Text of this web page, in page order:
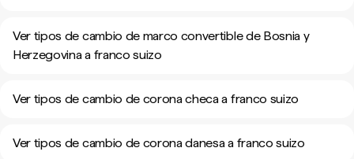
Ver tipos de cambio de marco convertible de Bosnia y
Herzegovina a franco suizo
Ver tipos de cambio de corona checa a franco suizo
Ver tipos de cambio de corona danesa a franco suizo